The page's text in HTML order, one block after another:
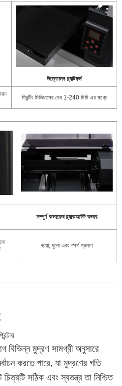
উত্তোলন প্ল্যাটফর্ম
প্রিন্টিং মিডিয়ামের বেধ 1-240 মিমি এর মধ্যে
সম্পূর্ণ কভারেজ ব্ল্যাকআউট কভার
ছায়া, ধুলো এবং স্পর্শ প্রমাণ
বিভিন্ন মুদ্রণ সামগ্রী অনুসারে
করতে পারে, যা মুদ্রণের গতি
সঠিক এবং স্বতন্ত্র তা নিশ্চিত